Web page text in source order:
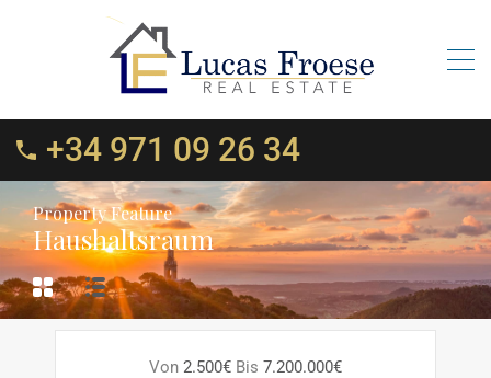
+34 971 09 26 34
Property Feature
Haushaltsraum
Von 2.500€ Bis 7.200.000€